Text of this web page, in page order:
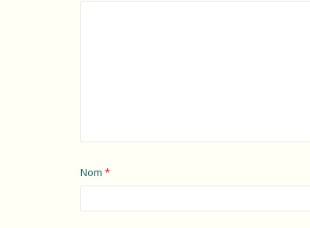
Nom *